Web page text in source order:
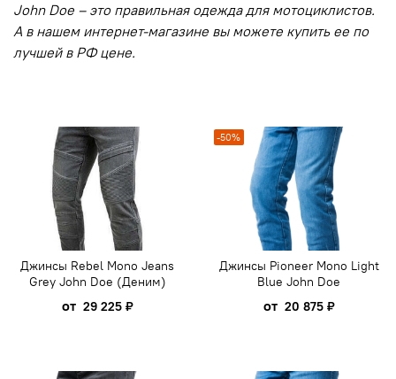
John Doe – это правильная одежда для мотоциклистов.
А в нашем интернет-магазине вы можете купить ее по
лучшей в РФ цене.
Джинсы Rebel Mono Jeans
Grey John Doe (Деним)
от 29 225 ₽
-50%
Джинсы Pioneer Mono Light
Blue John Doe
от 20 875 ₽